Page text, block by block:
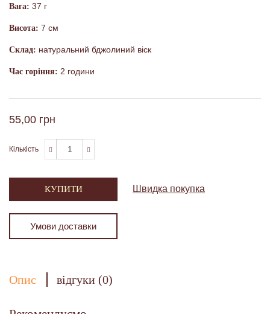
Вага: 37 г
Висота: 7 см
Склад: натуральний бджолиний віск
Час горіння: 2 години
55,00 грн
Кількість
КУПИТИ Швидка покупка
Умови доставки
Опис відгуки (0)